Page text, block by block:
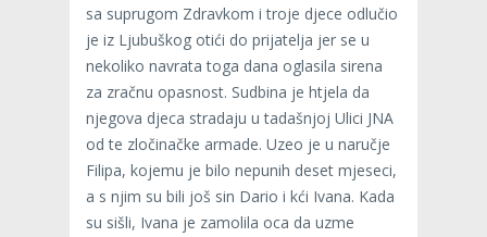
sa suprugom Zdravkom i troje djece odlučio
je iz Ljubuškog otići do prijatelja jer se u
nekoliko navrata toga dana oglasila sirena
za zračnu opasnost. Sudbina je htjela da
njegova djeca stradaju u tadašnjoj Ulici JNA
od te zločinačke armade. Uzeo je u naručje
Filipa, kojemu je bilo nepunih deset mjeseci,
a s njim su bili još sin Dario i kći Ivana. Kada
su sišli, Ivana je zamolila oca da uzme